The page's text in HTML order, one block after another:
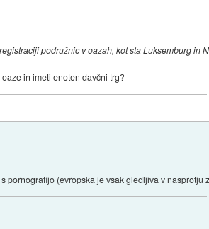
podružnic v oazah, kot sta Luksemburg in
in imeti enoten davčni trg?
pornografijo (evropska je vsak gledljiva v nasprotju